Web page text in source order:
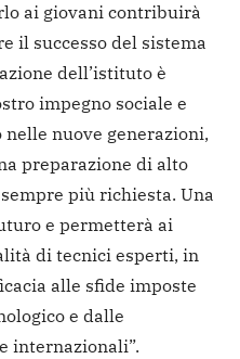
ai giovani contribuirà
il successo del sistema
dell’istituto è
impegno sociale e
nuove generazioni,
preparazione di alto
più richiesta. Una
e permetterà ai
di tecnici esperti, in
alle sfide imposte
e dalle
internazionali”.